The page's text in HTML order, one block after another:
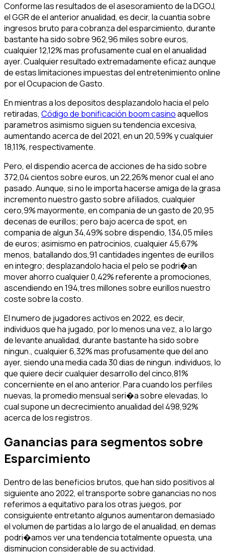
Conforme las resultados de el asesoramiento de la DGOJ,
el GGR de el anterior anualidad, es decir, la cuantia sobre
ingresos bruto para cobranza del esparcimiento, durante
bastante ha sido sobre 962,96 miles sobre euros,
cualquier 12,12% mas profusamente cual en el anualidad
ayer. Cualquier resultado extremadamente eficaz aunque
de estas limitaciones impuestas del entretenimiento online
por el Ocupacion de Gasto.
En mientras a los depositos desplazandolo hacia el pelo
retiradas, Código de bonificación boom casinoaquellos
parametros asimismo siguen su tendencia excesiva,
aumentando acerca de del 2021, en un 20,59% y cualquier
18,11%, respectivamente.
Pero, el dispendio acerca de acciones de ha sido sobre
372,04 cientos sobre euros, un 22,26% menor cual el ano
pasado. Aunque, si no le importa hacerse amiga de la grasa
incremento nuestro gasto sobre afiliados, cualquier
cero,9% mayormente, en compania de un gasto de 20,95
decenas de eurillos; pero bajo acerca de spot, en
compania de algun 34,49% sobre dispendio, 134,05 miles
de euros; asimismo en patrocinios, cualquier 45,67%
menos, batallando dos,91 cantidades ingentes de eurillos
en integro; desplazandolo hacia el pelo se podri�an
mover ahorro cualquier 0,42% referente a promociones,
ascendiendo en 194,tres millones sobre eurillos nuestro
coste sobre la costo.
El numero de jugadores activos en 2022, es decir,
individuos que ha jugado, por lo menos una vez, a lo largo
de levante anualidad, durante bastante ha sido sobre
ningun., cualquier 6,32% mas profusamente que del ano
ayer, siendo una media cada 30 dias de ningun. individuos, lo
que quiere decir cualquier desarrollo del cinco,81%
concerniente en el ano anterior. Para cuando los perfiles
nuevas, la promedio mensual seri�a sobre elevadas, lo
cual supone un decrecimiento anualidad del 498,92%
acerca de los registros.
Ganancias para segmentos sobre
Esparcimiento
Dentro de las beneficios brutos, que han sido positivos al
siguiente ano 2022, el transporte sobre ganancias no nos
referimos a equitativo para los otras juegos, por
consiguiente entretanto algunos aumentaron demasiado
el volumen de partidas a lo largo de el anualidad, en demas
podri�amos ver una tendencia totalmente opuesta, una
disminucion considerable de su actividad.